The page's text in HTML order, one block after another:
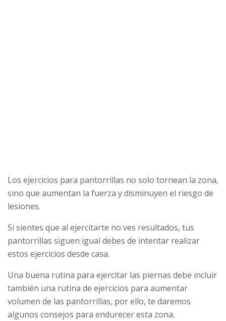
Los ejercicios para pantorrillas no solo tornean la zona,
sino que aumentan la fuerza y disminuyen el riesgo de
lesiones.
Si sientes que al ejercitarte no ves resultados, tus
pantorrillas siguen igual debes de intentar realizar
estos ejercicios desde casa.
Una buena rutina para ejercitar las piernas debe incluir
también una rutina de ejercicios para aumentar
volumen de las pantorrillas, por ello, te daremos
algunos consejos para endurecer esta zona.